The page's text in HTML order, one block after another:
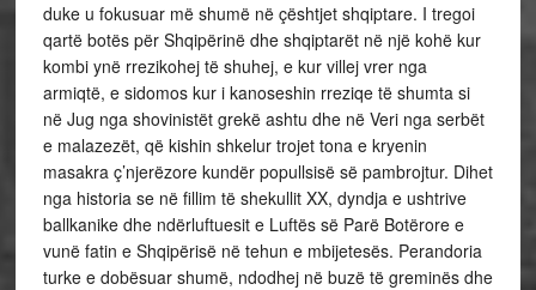
duke u fokusuar më shumë në çështjet shqiptare. I tregoi
qartë botës për Shqipërinë dhe shqiptarët në një kohë kur
kombi ynë rrezikohej të shuhej, e kur villej vrer nga
armiqtë, e sidomos kur i kanoseshin rreziqe të shumta si
në Jug nga shovinistët grekë ashtu dhe në Veri nga serbët
e malazezët, që kishin shkelur trojet tona e kryenin
masakra ç’njerëzore kundër popullsisë së pambrojtur. Dihet
nga historia se në fillim të shekullit XX, dyndja e ushtrive
ballkanike dhe ndërluftuesit e Luftës së Parë Botërore e
vunë fatin e Shqipërisë në tehun e mbijetesës. Perandoria
turke e dobësuar shumë, ndodhej në buzë të greminës dhe